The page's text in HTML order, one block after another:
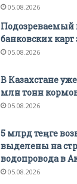
05.08.2026
Подозреваемый
банковских
05.08.2026
В Казахстане
млн тонн
05.08.2026
5 млрд теңге
выделены на
водопровода в
05.08.2026